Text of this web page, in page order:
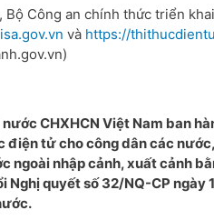
Bộ Công an chính thức triển
và https://
CHXHCN Việt Nam ban
điện tử cho công dân các
ngoài nhập cảnh, xuất cảnh
Nghị quyết số 32/NQ-CP